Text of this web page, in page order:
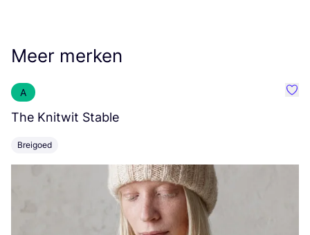
Meer merken
A
The Knitwit Stable
Breigoed